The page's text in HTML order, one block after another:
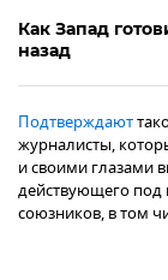
Как Запад
назад
Подтверждают
журналисты,
и своими глазами
действующего
союзников, в том